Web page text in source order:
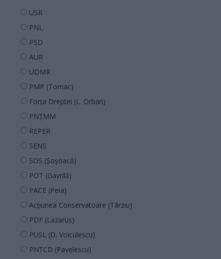
USR
PNL
PSD
AUR
UDMR
PMP (Tomac)
Forța Dreptei (L. Orban)
PNȚMM
REPER
SENS
SOS (Șoșoacă)
POT (Gavrilă)
PACE (Peia)
Acțiunea Conservatoare (Târziu)
PDF (Lazarus)
PUSL (D. Voiculescu)
PNȚCD (Pavelescu)